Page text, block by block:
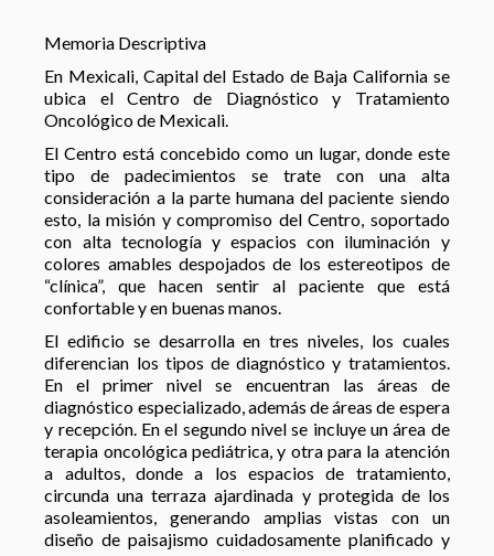
Memoria Descriptiva
En Mexicali, Capital del Estado de Baja California se
ubica el Centro de Diagnóstico y Tratamiento
Oncológico de Mexicali.
El Centro está concebido como un lugar, donde este
tipo de padecimientos se trate con una alta
consideración a la parte humana del paciente siendo
esto, la misión y compromiso del Centro, soportado
con alta tecnología y espacios con iluminación y
colores amables despojados de los estereotipos de
“clínica”, que hacen sentir al paciente que está
confortable y en buenas manos.
El edificio se desarrolla en tres niveles, los cuales
diferencian los tipos de diagnóstico y tratamientos.
En el primer nivel se encuentran las áreas de
diagnóstico especializado, además de áreas de espera
y recepción. En el segundo nivel se incluye un área de
terapia oncológica pediátrica, y otra para la atención
a adultos, donde a los espacios de tratamiento,
circunda una terraza ajardinada y protegida de los
asoleamientos, generando amplias vistas con un
diseño de paisajismo cuidadosamente planificado y